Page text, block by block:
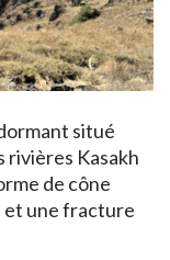
situé
rivières Kasakh
de cône
et une fracture